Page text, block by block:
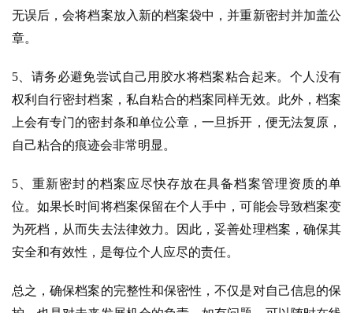
无误后，会将档案放入新的档案袋中，并重新密封并加盖公
章。
5、请务必避免尝试自己用胶水将档案粘合起来。个人没有
权利自行密封档案，私自粘合的档案同样无效。此外，档案
上会有专门的密封条和单位公章，一旦拆开，便无法复原，
自己粘合的痕迹会非常明显。
5、重新密封的档案应尽快存放在具备档案管理资质的单
位。如果长时间将档案保留在个人手中，可能会导致档案变
为死档，从而失去法律效力。因此，妥善处理档案，确保其
安全和有效性，是每位个人应尽的责任。
总之，确保档案的完整性和保密性，不仅是对自己信息的保